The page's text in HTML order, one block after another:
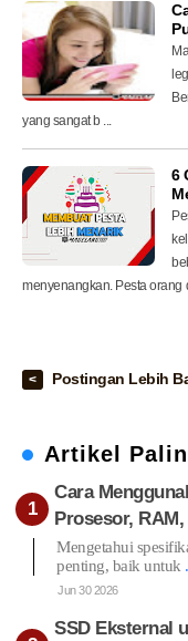
yang sangat b ...
6
menyenangkan. Pesta orang
Postingan Lebih
Artikel
Cara
Prosesor,
Mengetahui
penting, baik untuk
Jun 30 2026
SSD Eksternal